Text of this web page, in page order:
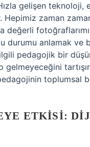
gelişen teknoloji,
zaman
değerli
anlamak ve
pedagojik bir
toplumsal
ETKISI: